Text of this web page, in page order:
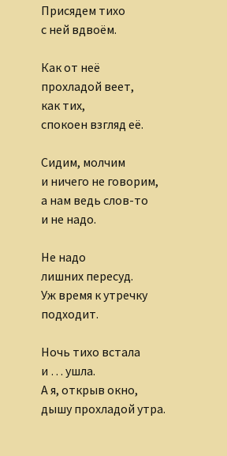
Гульнара Тырышкина
Елена Рафеева
Лидия Шишкина
Людмила Губанова-
Николаюс Пузаковас
Наталия Бурман
Наталья Бычкова
Мария Горецкая
Присядем тихо
с ней вдвоём.
Как от неё
прохладой веет,
как тих,
спокоен взгляд её.
Сидим, молчим
и ничего не говорим,
а нам ведь слов-то
и не надо.
Не надо
лишних пересуд.
Уж время к утречку
подходит.
Ночь тихо встала
и … ушла.
А я, открыв окно,
дышу прохладой утра.